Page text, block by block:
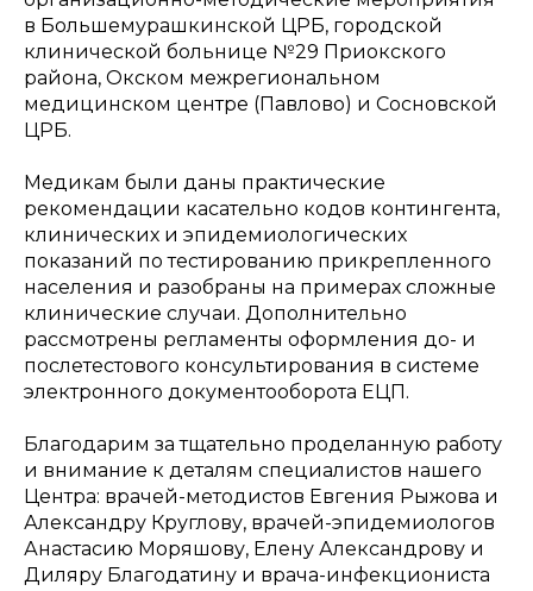
в Большемурашкинской ЦРБ, городской
клинической больнице №29 Приокского
района, Окском межрегиональном
медицинском центре (Павлово) и Сосновской
ЦРБ.
Медикам были даны практические
рекомендации касательно кодов контингента,
клинических и эпидемиологических
показаний по тестированию прикрепленного
населения и разобраны на примерах сложные
клинические случаи. Дополнительно
рассмотрены регламенты оформления до- и
послетестового консультирования в системе
электронного документооборота ЕЦП.
Благодарим за тщательно проделанную работу
и внимание к деталям специалистов нашего
Центра: врачей-методистов Евгения Рыжова и
Александру Круглову, врачей-эпидемиологов
Анастасию Моряшову, Елену Александрову и
Диляру Благодатину и врача-инфекциониста